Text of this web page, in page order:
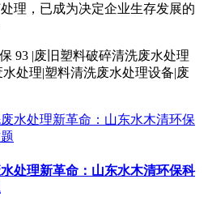
理，已成为决定企业生存发展的
93 |废旧塑料破碎清洗废水处理
处理|塑料清洗废水处理设备|废
处理新革命：山东水木清环保科